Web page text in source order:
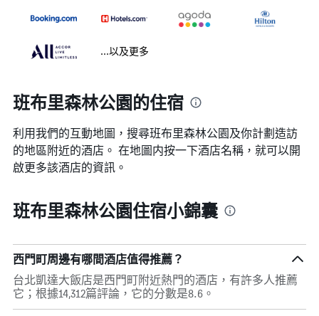
...以及更多
班布里森林公園的住宿
利用我們的互動地圖，搜尋班布里森林公園​及你計劃造訪
的地區附近的酒店。 在地圖内按一下酒店名稱，就可以開
啟更多該酒店的資訊。
班布里森林公園住宿小錦囊
西門町周邊有哪間酒店值得推薦？
台北凱達大飯店是西門町附近熱門的酒店，有許多人推薦
它；根據14,312篇評論，它的分數是8.6。